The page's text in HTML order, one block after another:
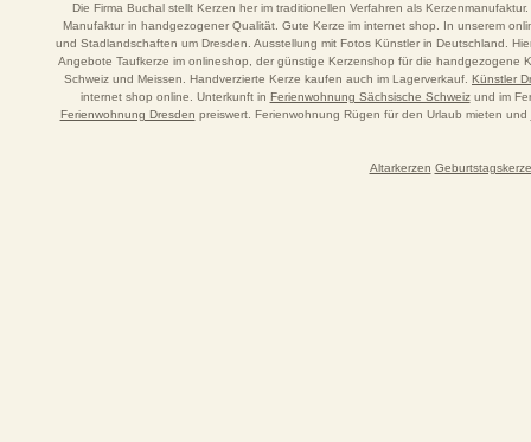
Die Firma Buchal stellt Kerzen her im traditionellen Verfahren als
Manufaktur in handgezogener Qualität. Gute Kerze im internet shop. In unserem
und Stadlandschaften um Dresden. Ausstellung mit Fotos Künstler in Deutschland.
Angebote Taufkerze im onlineshop, der günstige Kerzenshop für die handgezogene
Schweiz und Meissen. Handverzierte Kerze kaufen auch im Lagerverkauf. Künstler
internet shop online. Unterkunft in Ferienwohnung Sächsische Schweizund im
Ferienwohnung Dresden preiswert. Ferienwohnung Rügen für den Urlaub mieten und
Altarkerzen